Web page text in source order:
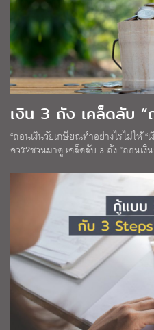
เงิน 3 ถัง เคล็ดลับ “
“ถอนเงินวัยเกษียณทำอย่างไรไม่ให้
ควร?ชวนมาดู เคล็ดลับ 3 ถัง “ถอนเงิ